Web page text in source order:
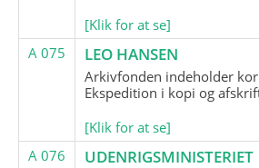
[Klik for at se]
A 075
LEO HANSEN
Arkivfonden indeholder
Ekspedition i kopi og
[Klik for at se]
A 076
UDENRIGSMINISTERIET